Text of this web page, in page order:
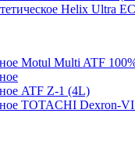
Helix Ultra
Motul Multi ATF
ATF Z-1 (4L)
TOTACHI Dexron-